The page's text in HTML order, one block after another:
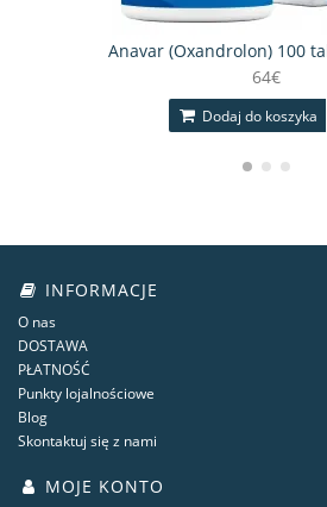
Anavar (Oxandrolon) 100
64€
Dodaj do koszyka
INFORMACJE
O nas
DOSTAWA
PŁATNOŚĆ
Punkty lojalnościowe
Blog
Skontaktuj się z nami
MOJE KONTO